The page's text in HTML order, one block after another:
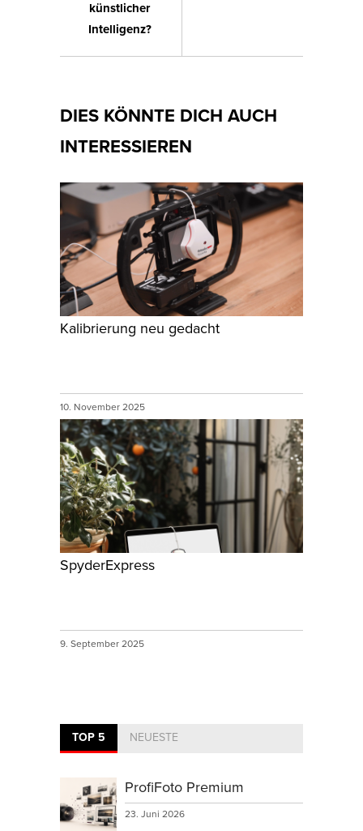
künstlicher
Intelligenz?
DIES KÖNNTE DICH AUCH
INTERESSIEREN
Kalibrierung neu gedacht
10. November 2025
SpyderExpress
9. September 2025
TOP 5 NEUESTE
ProfiFoto Premium
23. Juni 2026